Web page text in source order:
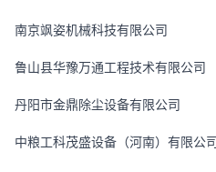
南京飒姿机械科技有限公司
鲁山县华豫万通工程技术有限公司
丹阳市金鼎除尘设备有限公司
中粮工科茂盛设备（河南）有限公司